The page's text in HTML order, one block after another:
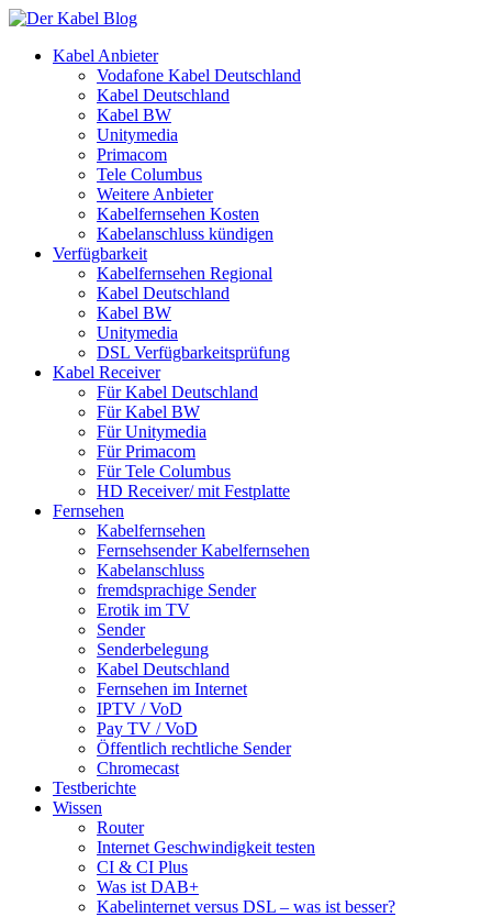
Kabel Anbieter
Vodafone Kabel Deutschland
Kabel Deutschland
Kabel BW
Unitymedia
Primacom
Tele Columbus
Weitere Anbieter
Kabelfernsehen Kosten
Kabelanschluss kündigen
Verfügbarkeit
Kabelfernsehen Regional
Kabel Deutschland
Kabel BW
Unitymedia
DSL Verfügbarkeitsprüfung
Kabel Receiver
Für Kabel Deutschland
Für Kabel BW
Für Unitymedia
Für Primacom
Für Tele Columbus
HD Receiver/ mit Festplatte
Fernsehen
Kabelfernsehen
Fernsehsender Kabelfernsehen
Kabelanschluss
fremdsprachige Sender
Erotik im TV
Sender
Senderbelegung
Kabel Deutschland
Fernsehen im Internet
IPTV / VoD
Pay TV / VoD
Öffentlich rechtliche Sender
Chromecast
Testberichte
Wissen
Router
Internet Geschwindigkeit testen
CI & CI Plus
Was ist DAB+
Kabelinternet versus DSL – was ist besser?